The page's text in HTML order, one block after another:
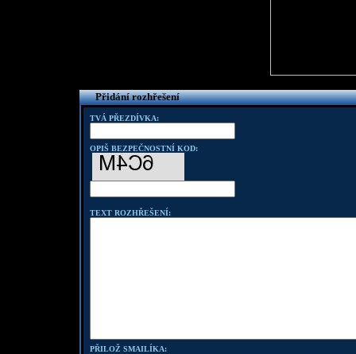
Přidání rozhřešení
TVÁ PŘEZDÍVKA:
OPIŠ BEZPEČNOSTNÍ KOD:
TEXT ROZHŘEŠENÍ:
PŘILOŽ SMAILÍKA: